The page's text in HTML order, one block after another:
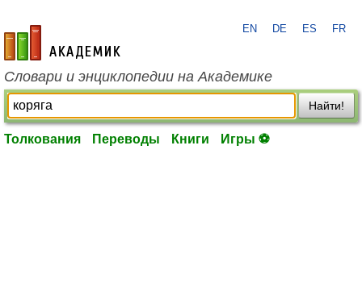
academic.ru
EN DE ES FR
Словари и энциклопедии на Академике
Найти!
Толкования Переводы Книги Игры ⚽